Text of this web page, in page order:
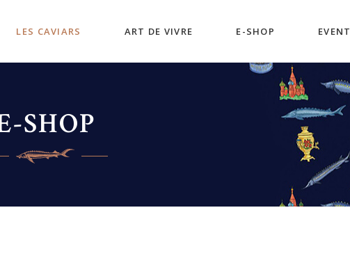
LES CAVIARS ART DE VIVRE E-SHOP
SHOP